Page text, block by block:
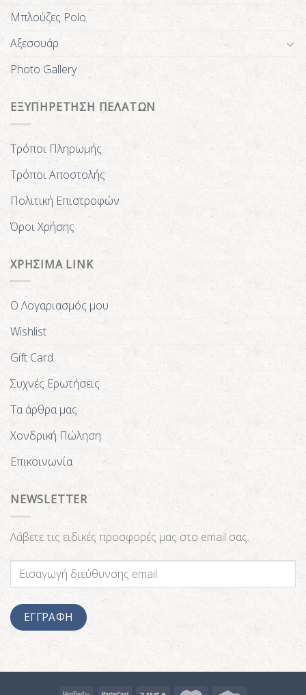
Μπλούζες Polo
Αξεσουάρ
Photo Gallery
ΕΞΥΠΗΡΕΤΗΣΗ ΠΕΛΑΤΩΝ
Τρόποι Πληρωμής
Τρόποι Αποστολής
Πολιτική Επιστροφών
Όροι Χρήσης
ΧΡΗΣΙΜΑ LINK
Ο Λογαριασμός μου
Wishlist
Gift Card
Συχνές Ερωτήσεις
Τα άρθρα μας
Χονδρική Πώληση
Επικοινωνία
NEWSLETTER
Λάβετε τις ειδικές προσφορές μας στο email σας.